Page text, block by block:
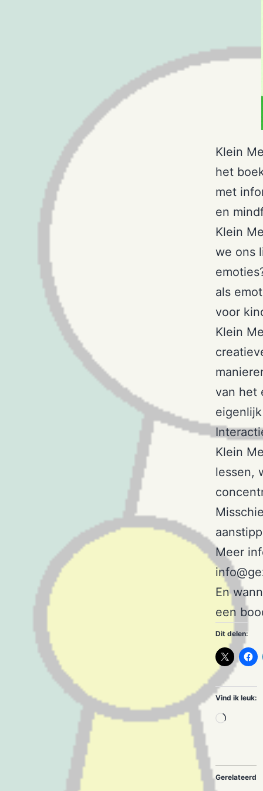
Klein
het
met
en
Klein
we ons
als
voor
Klein
van het
Klein
lessen,
Meer
En
een
Dit delen:
Vind ik leuk:
Aan
Gerelateerd